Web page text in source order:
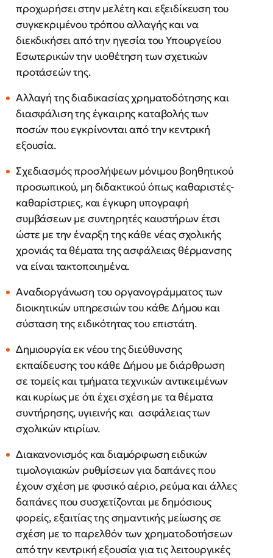
προχωρήσει στην μελέτη και εξειδίκευση του
συγκεκριμένου τρόπου αλλαγής και να
διεκδικήσει από την ηγεσία του Υπουργείου
Εσωτερικών την υιοθέτηση των σχετικών
προτάσεών της.
Αλλαγή της διαδικασίας χρηματοδότησης και
διασφάλιση της έγκαιρης καταβολής των
ποσών που εγκρίνονται από την κεντρική
εξουσία.
Σχεδιασμός προσλήψεων μόνιμου βοηθητικού
προσωπικού, μη διδακτικού όπως καθαριστές-
καθαρίστριες, και έγκυρη υπογραφή
συμβάσεων με συντηρητές καυστήρων έτσι
ώστε με την έναρξη της κάθε νέας σχολικής
χρονιάς τα θέματα της ασφάλειας θέρμανσης
να είναι τακτοποιημένα.
Αναδιοργάνωση του οργανογράμματος των
διοικητικών υπηρεσιών του κάθε Δήμου και
σύσταση της ειδικότητας του επιστάτη.
Δημιουργία εκ νέου της διεύθυνσης
εκπαίδευσης του κάθε Δήμου με διάρθρωση
σε τομείς και τμήματα τεχνικών αντικειμένων
και κυρίως με ότι έχει σχέση με τα θέματα
συντήρησης, υγιεινής και ασφάλειας των
σχολικών κτιρίων.
Διακανονισμός και διαμόρφωση ειδικών
τιμολογιακών ρυθμίσεων για δαπάνες που
έχουν σχέση με φυσικό αέριο, ρεύμα και άλλες
δαπάνες που συσχετίζονται με δημόσιους
φορείς, εξαιτίας της σημαντικής μείωσης σε
σχέση με το παρελθόν των χρηματοδοτήσεων
από την κεντρική εξουσία για τις λειτουργικές